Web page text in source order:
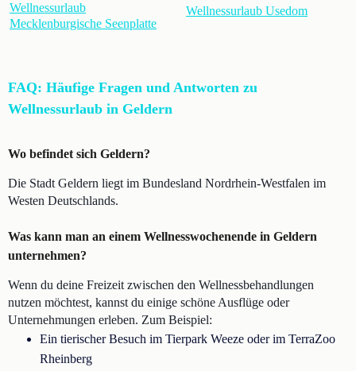
Wellnessurlaub
Mecklenburgische Seenplatte
Wellnessurlaub Usedom
FAQ: Häufige Fragen und Antworten zu
Wellnessurlaub in Geldern
Wo befindet sich Geldern?
Die Stadt Geldern liegt im Bundesland Nordrhein-Westfalen im
Westen Deutschlands.
Was kann man an einem Wellnesswochenende in Geldern
unternehmen?
Wenn du deine Freizeit zwischen den Wellnessbehandlungen
nutzen möchtest, kannst du einige schöne Ausflüge oder
Unternehmungen erleben. Zum Beispiel:
Ein tierischer Besuch im Tierpark Weeze oder im TerraZoo
Rheinberg